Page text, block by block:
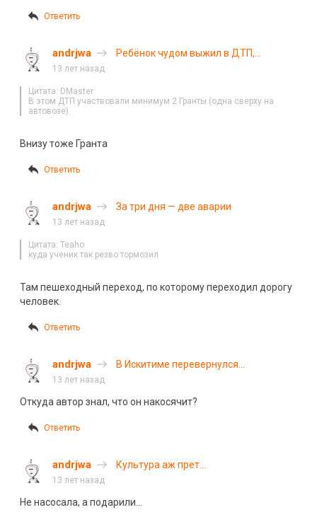
Ответить
andrjwa
Ребёнок чудом выжил в ДТП,
13 лет назад
Цитата: DMaster
В этом ДТП участвовали минимум 2 Гранты (одна сверху на
автовозе).
Внизу тоже Гранта
Ответить
andrjwa За три дня — две аварии
13 лет назад
Цитата: Teaho
куда ученик так резво тормозил
Там пешеходный переход, по которому переходил дорогу
человек.
Ответить
andrjwa
В Искитиме перевернулся
13 лет назад
Откуда автор знал, что он накосячит?
Ответить
andrjwa Культура аж прет…
13 лет назад
Не насосала, а подарили…